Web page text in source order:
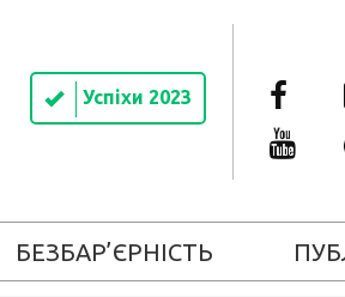
Успіхи 2023
БЕЗБАР’ЄРНІСТЬ